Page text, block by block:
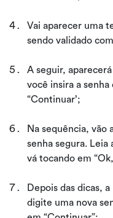
Vai aparecer uma
sendo validado
A seguir,
você insira a
“Continuar’;
Na sequência, vão
senha segura.
vá tocando em
Depois das dicas,
digite uma nova